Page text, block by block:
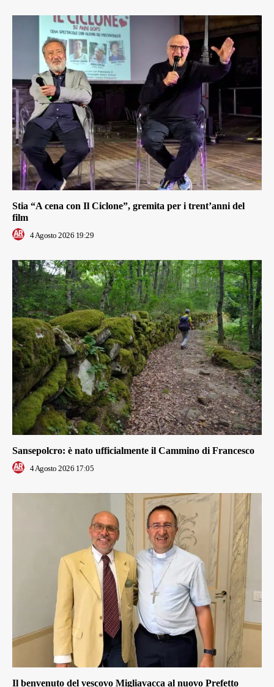
Stia “A cena con Il Ciclone”, gremita per i trent’anni del
film
4 Agosto 2026 19:29
Sansepolcro: è nato ufficialmente il Cammino di Francesco
4 Agosto 2026 17:05
Il benvenuto del vescovo Migliavacca al nuovo Prefetto